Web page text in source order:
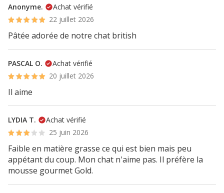
Anonyme.
Achat vérifié
22 juillet 2026
Pâtée adorée de notre chat british
PASCAL O.
Achat vérifié
20 juillet 2026
Il aime
LYDIA T.
Achat vérifié
25 juin 2026
Faible en matière grasse ce qui est bien mais peu
appétant du coup. Mon chat n'aime pas. Il préfère la
mousse gourmet Gold.